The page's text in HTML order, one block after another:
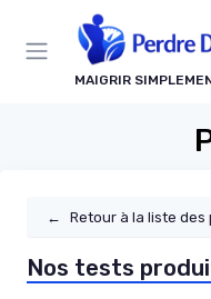
MAIGRIR
← Retour à la liste des
Nos tests
Panneau de gestion des